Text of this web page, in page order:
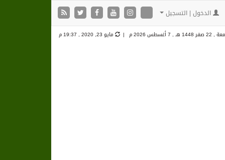
الدخول | التسجيل
صفر 1448 هـ , 7 أغسطس 2026 م | مايو 23, 2020 , 19:37 م